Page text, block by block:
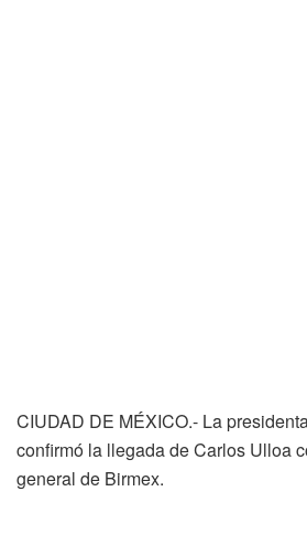
CIUDAD DE MÉXICO.- La
confirmó la llegada de Carlos Ulloa
general de Birmex.